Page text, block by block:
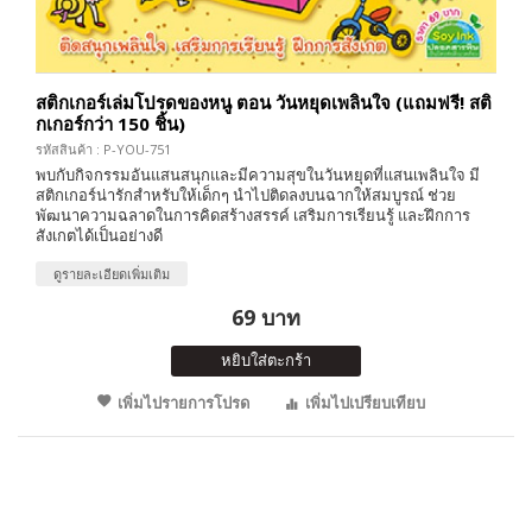
สติกเกอร์เล่มโปรดของหนู ตอน วันหยุดเพลินใจ (แถมฟรี! สติ
กเกอร์กว่า 150 ชิ้น)
รหัสสินค้า : P-YOU-751
พบกับกิจกรรมอันแสนสนุกและมีความสุขในวันหยุดที่แสนเพลินใจ มี
สติกเกอร์น่ารักสำหรับให้เด็กๆ นำไปติดลงบนฉากให้สมบูรณ์ ช่วย
พัฒนาความฉลาดในการคิดสร้างสรรค์ เสริมการเรียนรู้ และฝึกการ
สังเกตได้เป็นอย่างดี
ดูรายละเอียดเพิ่มเติม
69 บาท
หยิบใส่ตะกร้า
เพิ่มไปรายการโปรด
เพิ่มไปเปรียบเทียบ